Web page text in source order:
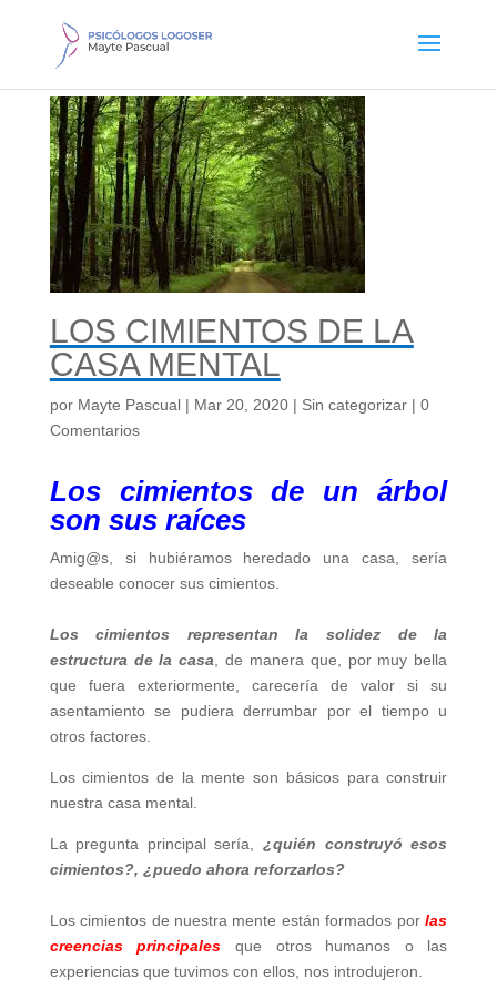
LOS CIMIENTOS DE LA
CASA MENTAL
por Mayte Pascual| Mar 20, 2020| Sin categorizar| 0
Comentarios
Los cimientos de un árbol
son sus raíces
Amig@s, si hubiéramos heredado una casa, sería
deseable conocer sus cimientos.
Los cimientos representan la solidez de la
estructura de la casa , de manera que, por muy bella
que fuera exteriormente, carecería de valor si su
asentamiento se pudiera derrumbar por el tiempo u
otros factores.
Los cimientos de la mente son básicos para construir
nuestra casa mental.
La pregunta principal sería,¿quién construyó esos
cimientos?, ¿puedo ahora reforzarlos?
Los cimientos de nuestra mente están formados porlas
creencias principales que otros humanos o las
experiencias que tuvimos con ellos, nos introdujeron.